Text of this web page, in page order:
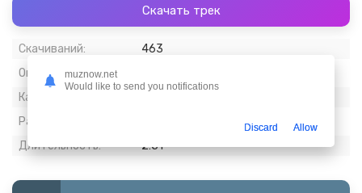
Скачать трек
Скачиваний:
463
Опубликовано:
Качество:
Размер:
Длительность:
2:51
muznow.net
Would like to send you notifications
Discard Allow